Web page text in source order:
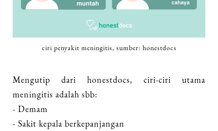
ciri penyakit meningitis, sumber: honestdocs
Mengutip dari honestdocs, ciri-ciri utama
meningitis adalah sbb:
- Demam
- Sakit kepala berkepanjangan